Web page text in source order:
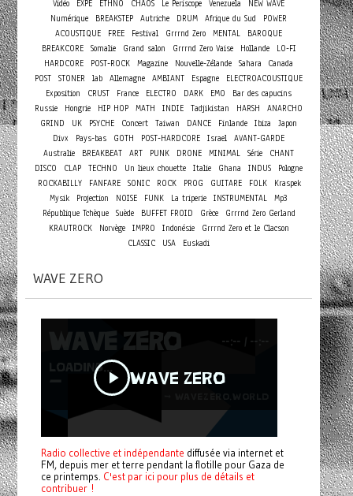
Vidéo EXPE ETHNO CHAOS Le Periscope Venezuela
NEW WAVE
Numérique
BREAKSTEP Autriche DRUM Afrique du Sud
POWER
ACOUSTIQUE
FREE Festival Grrrnd Zero MENTAL
BAROQUE
BREAKCORE
Somalie Grand salon Grrrnd Zero Vaise Hollande
LO-FI
HARDCORE
POST-ROCK Magazine Nouvelle-Zélande Sahara
Canada
POST STONER lab Allemagne AMBIANT Espagne
ELECTROACOUSTIQUE
Exposition
CRUST France ELECTRO DARK EMO
Bar des capucins
Russie
Hongrie HIP HOP MATH INDIE Tadjikistan HARSH
ANARCHO
GRIND
UK PSYCHE Concert Taiwan DANCE Finlande Ibiza
Japon
Divx
Pays-bas GOTH POST-HARDCORE Israel AVANT-GARDE
Australie
BREAKBEAT ART PUNK DRONE MINIMAL Série
CHANT
DISCO
CLAP TECHNO Un lieux chouette Italie Ghana INDUS
Pologne
ROCKABILLY
FANFARE SONIC ROCK PROG GUITARE FOLK
Kraspek
Mysik
Projection NOISE FUNK La triperie INSTRUMENTAL
Mp3
République Tchèque
Suède BUFFET FROID Grèce
Grrrnd Zero Gerland
KRAUTROCK
Norvège IMPRO Indonésie
Grrrnd Zero et le Clacson
CLASSIC
USA Euskadi
WAVE ZERO
Radio collective et indépendante diffusée via internet et
FM, depuis mer et terre pendant la flotille pour Gaza de
ce printemps. C'est par ici pour plus de détails et
contribuer !